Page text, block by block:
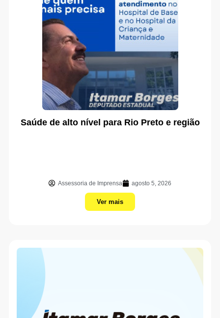
Saúde de alto nível para Rio Preto e região
Assessoria de Imprensa agosto 5, 2026
Ver mais